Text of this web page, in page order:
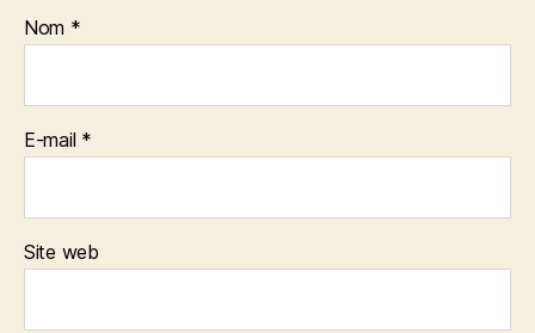
Nom *
E-mail *
Site web